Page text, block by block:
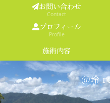
＠玲-
お問い合わせ
Contact
プロフィール
Profile
施術内容